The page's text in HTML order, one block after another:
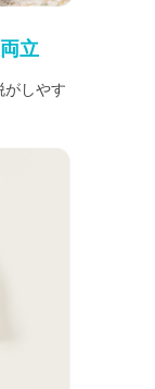
立
がしやす